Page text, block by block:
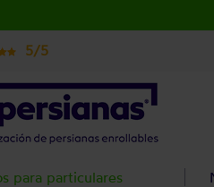
5/5
para particulares